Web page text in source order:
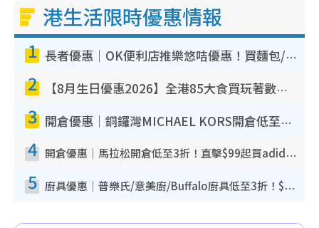
港生活限時優惠情報
1 長者優惠｜OK便利店推樂悠咭優惠！買麵包/牛奶/保健品拍卡即減
2 【8月生日優惠2026】全港85大食買玩著數攻略 自助餐/火鍋放題同行免費＋誠品/DONKI送現金券
3 開倉優惠｜銅鑼灣MICHAEL KORS開倉低至17折！直擊$500起買手袋/銀包/鞋款 必買經典Jet Set系列
4 開倉優惠｜馬拉松開倉低至3折！直擊$99起買adidas／New Balance／Puma鞋款 STANLEY保溫杯劈價至$119起
5 廚具優惠｜普樂氏/意美廚/Buffalo廚具低至3折！$89起買煎鍋／炒鑊／個人鍋 同場小家電激減至$99起